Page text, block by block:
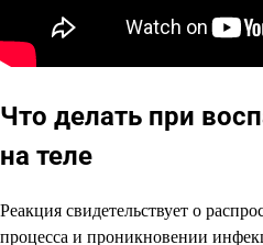
Что делать при
на теле
Реакция свидетельствует о
процесса и проникновении